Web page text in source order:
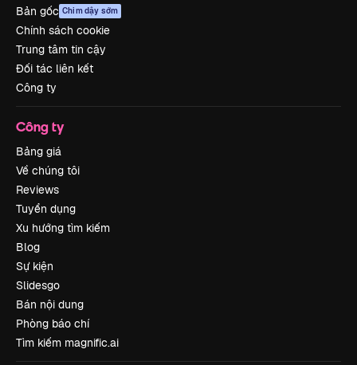
Bản gốc Chim dậy sớm
Chính sách cookie
Trung tâm tin cậy
Đối tác liên kết
Công ty
Công ty
Bảng giá
Về chúng tôi
Reviews
Tuyển dụng
Xu hướng tìm kiếm
Blog
Sự kiện
Slidesgo
Bán nội dung
Phòng báo chí
Tìm kiếm magnific.ai